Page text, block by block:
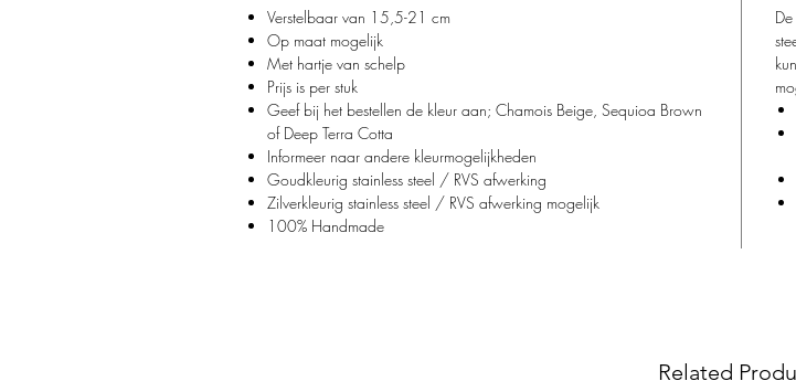
Verstelbaar van 15,5-21 cm
Op maat mogelijk
Met hartje van schelp
Prijs is per stuk
Geef bij het bestellen de kleur aan; Chamois Beige, Sequioa Brown
of Deep Terra Cotta
Informeer naar andere kleurmogelijkheden
Goudkleurig stainless steel / RVS afwerking
Zilverkleurig stainless steel / RVS afwerking mogelijk
100% Handmade
Related